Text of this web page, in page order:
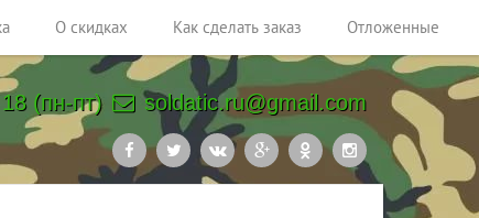
О скидках Как сделать заказ Отложенные
(пн-пт) soldatic.ru@gmail.com